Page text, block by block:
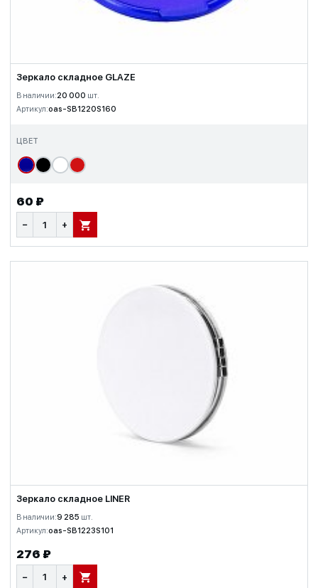
Зеркало складное GLAZE
В наличии:20 000 шт.
Артикул:oas-SB1220S160
ЦВЕТ
60 ₽
− + В КОРЗИНУ
Зеркало складное LINER
В наличии:9 285 шт.
Артикул:oas-SB1223S101
276 ₽
− + В КОРЗИНУ